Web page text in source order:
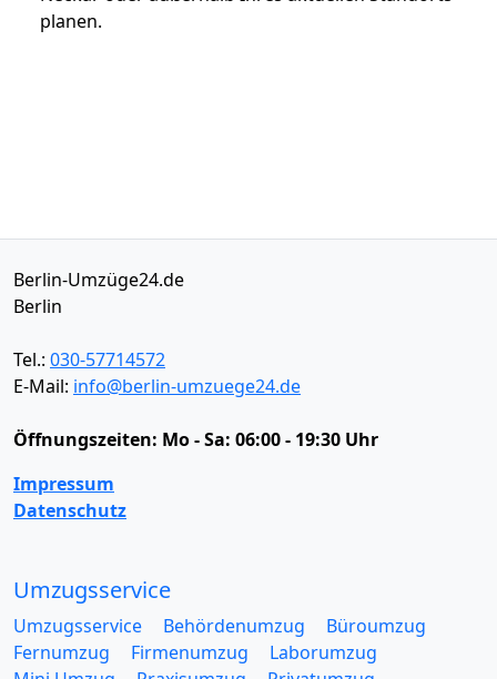
planen.
Berlin-Umzüge24.de
Berlin
Tel.: 030-57714572
E-Mail: info@berlin-umzuege24.de
Öffnungszeiten: Mo - Sa: 06:00 - 19:30 Uhr
Impressum
Datenschutz
Umzugsservice
Umzugsservice Behördenumzug
Büroumzug
Fernumzug
Firmenumzug
Laborumzug